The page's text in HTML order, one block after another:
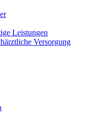
Leistungen
Versorgung